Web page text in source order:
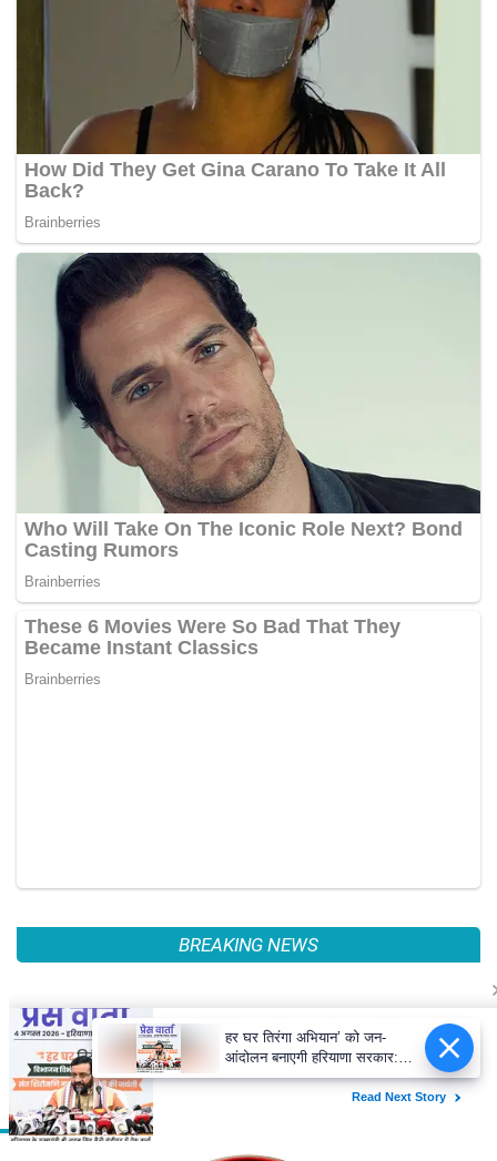
BREAKING NEWS
PAL PAL NEWS
अलर्ट
हर घर तिरंगा अभियान’ को जन-
आंदोलन बनाएगी हरियाणा सरकार:
नायब सिंह सैनी